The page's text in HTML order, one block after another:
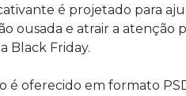
é projetado para
ousada e atrair a atenção
Black Friday.
é oferecido em formato